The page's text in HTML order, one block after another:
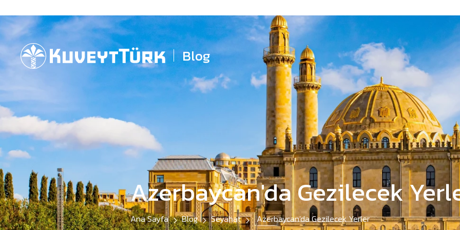
Blog
Azerbaycan'da Gezilecek
Ana Sayfa Blog Seyahat Azerbaycan'da Gezilecek Yerler